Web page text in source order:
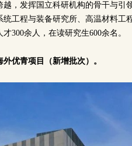
，发挥国立科研机构的骨干与引
工程与装备研究所、高温材料工
300余人，在读研究生600余名。
优青项目（新增批次）。